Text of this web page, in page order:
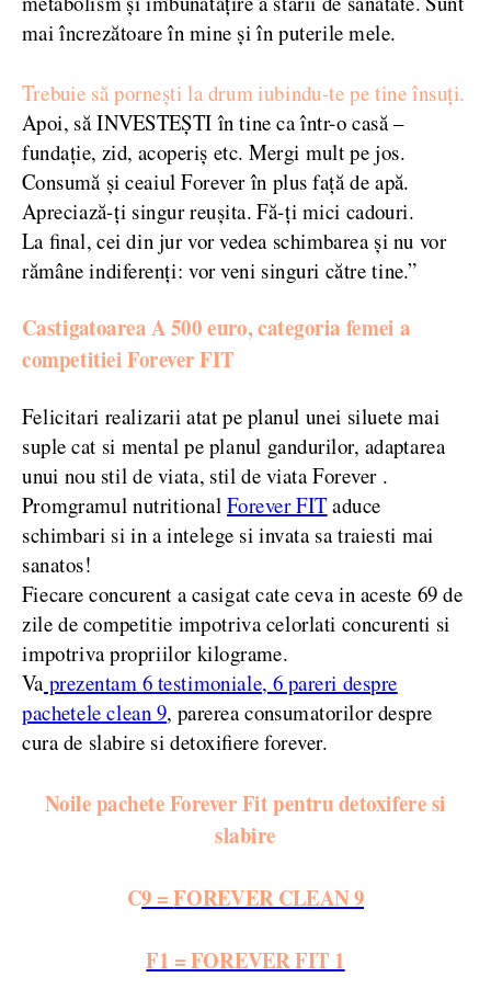
mai încrezătoare în mine şi în puterile mele.
Trebuie să porneşti la drum iubindu-te pe tine însuţi.
Apoi, să INVESTEŞTI în tine ca într-o casă –
fundaţie, zid, acoperiş etc. Mergi mult pe jos.
Consumă şi ceaiul Forever în plus faţă de apă.
Apreciază-ţi singur reuşita. Fă-ţi mici cadouri.
La final, cei din jur vor vedea schimbarea şi nu vor
rămâne indiferenţi: vor veni singuri către tine.”
Castigatoarea A 500 euro, categoria femei a
competitiei Forever FIT
Felicitari realizarii atat pe planul unei siluete mai
suple cat si mental pe planul gandurilor, adaptarea
unui nou stil de viata, stil de viata Forever .
Promgramul nutritionalForever FITaduce
schimbari si in a intelege si invata sa traiesti mai
sanatos!
Fiecare concurent a casigat cate ceva in aceste 69 de
zile de competitie impotriva celorlati concurenti si
impotriva propriilor kilograme.
Vaprezentam 6 testimoniale, 6 pareri despre
pachetele clean 9, parerea consumatorilor despre
cura de slabire si detoxifiere forever.
Noile pachete Forever Fit pentru detoxifere si
slabire
C9 =FOREVER CLEAN 9
F1 =FOREVER FIT 1